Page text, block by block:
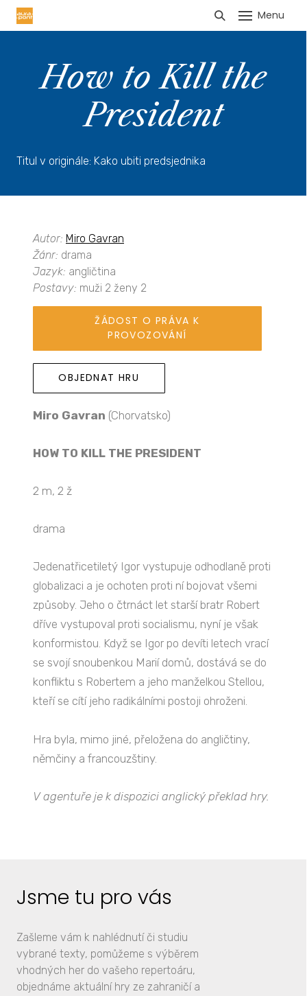
Menu
How to Kill the
President
Titul v originále: Kako ubiti predsjednika
Autor: Miro Gavran
Žánr: drama
Jazyk: angličtina
Postavy: muži 2 ženy 2
ŽÁDOST O PRÁVA K
PROVOZOVÁNÍ
OBJEDNAT HRU
Miro Gavran (Chorvatsko)
HOW TO KILL THE PRESIDENT
2 m, 2 ž
drama
Jedenatřicetiletý Igor vystupuje odhodlaně proti
globalizaci a je ochoten proti ní bojovat všemi
způsoby. Jeho o čtrnáct let starší bratr Robert
dříve vystupoval proti socialismu, nyní je však
konformistou. Když se Igor po devíti letech vrací
se svojí snoubenkou Marií domů, dostává se do
konfliktu s Robertem a jeho manželkou Stellou,
kteří se cítí jeho radikálními postoji ohroženi.
Hra byla, mimo jiné, přeložena do angličtiny,
němčiny a francouzštiny.
V agentuře je k dispozici anglický překlad hry.
Jsme tu pro vás
Zašleme vám k nahlédnutí či studiu
vybrané texty, pomůžeme s výběrem
vhodných her do vašeho repertoáru,
objednáme aktuální hry ze zahraničí a